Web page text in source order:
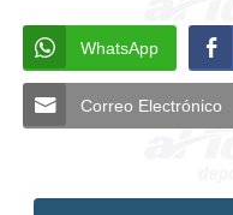
WhatsApp
Correo Electrónico